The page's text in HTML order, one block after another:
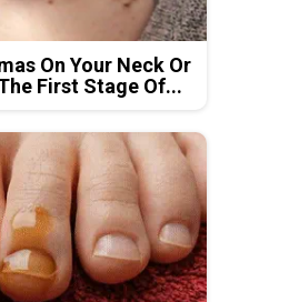
On Your Neck Or
First Stage Of...